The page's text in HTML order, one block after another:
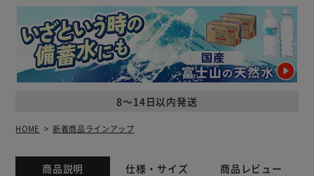
8～14日以内発送
HOME 新着商品ラインアップ
商品説明 仕様・サイズ 商品レビュー